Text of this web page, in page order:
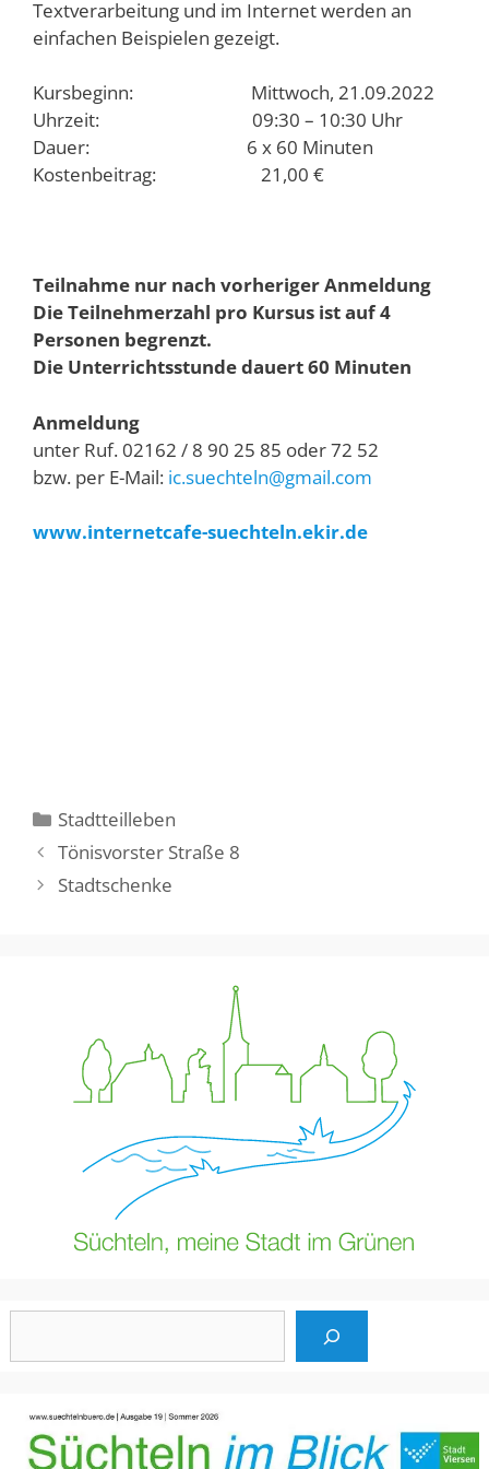
Textverarbeitung und im Internet werden an
einfachen Beispielen gezeigt.
Kursbeginn: Mittwoch, 21.09.2022
Uhrzeit: 09:30 – 10:30 Uhr
Dauer: 6 x 60 Minuten
Kostenbeitrag: 21,00 €
Teilnahme nur nach vorheriger Anmeldung
Die Teilnehmerzahl pro Kursus ist auf 4
Personen begrenzt.
Die Unterrichtsstunde dauert 60 Minuten
Anmeldung
unter Ruf. 02162 / 8 90 25 85 oder 72 52
bzw. per E-Mail: ic.suechteln@gmail.com
www.internetcafe-suechteln.ekir.de
Kategorien
Stadtteilleben
Tönisvorster Straße 8
Stadtschenke